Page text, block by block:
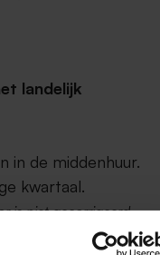
landelijk
in de middenhuur.
kwartaal.
is niet gecorrigeerd.